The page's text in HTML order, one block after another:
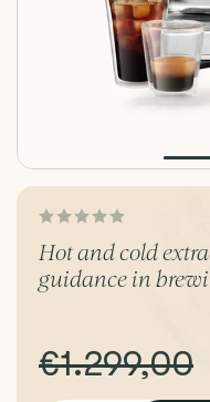
Hot and cold
guidance in
€1.299,00